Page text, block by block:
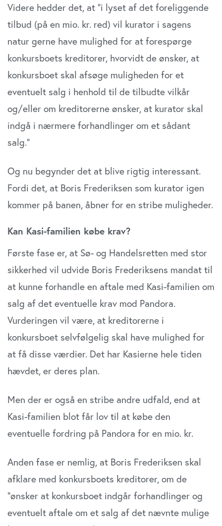
Videre hedder det, at ”i lyset af det foreliggende
tilbud (på en mio. kr. red) vil kurator i sagens
natur gerne have mulighed for at forespørge
konkursboets kreditorer, hvorvidt de ønsker, at
konkursboet skal afsøge muligheden for et
eventuelt salg i henhold til de tilbudte vilkår
og/eller om kreditorerne ønsker, at kurator skal
indgå i nærmere forhandlinger om et sådant
salg.”
Og nu begynder det at blive rigtig interessant.
Fordi det, at Boris Frederiksen som kurator igen
kommer på banen, åbner for en stribe muligheder.
Kan Kasi-familien købe krav?
Første fase er, at Sø- og Handelsretten med stor
sikkerhed vil udvide Boris Frederiksens mandat til
at kunne forhandle en aftale med Kasi-familien om
salg af det eventuelle krav mod Pandora.
Vurderingen vil være, at kreditorerne i
konkursboet selvfølgelig skal have mulighed for
at få disse værdier. Det har Kasierne hele tiden
hævdet, er deres plan.
Men der er også en stribe andre udfald, end at
Kasi-familien blot får lov til at købe den
eventuelle fordring på Pandora for en mio. kr.
Anden fase er nemlig, at Boris Frederiksen skal
afklare med konkursboets kreditorer, om de
”ønsker at konkursboet indgår forhandlinger og
eventuelt aftale om et salg af det nævnte mulige